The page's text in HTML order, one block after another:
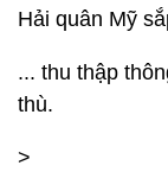
Hải quân Mỹ
... thu thập
thù.
>